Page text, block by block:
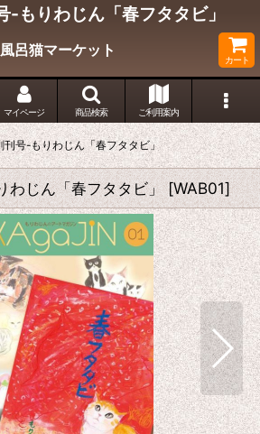
-もりわじん「春フタタビ」
風呂猫マーケット
カート
マイページ 商品検索 ご利用案内
刊号-もりわじん「春フタタビ」
わじん「春フタタビ」 [WAB01]